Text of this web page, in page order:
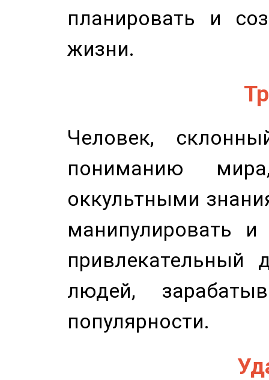
планировать и
жизни.
Человек,
пониманию
оккультными
манипулировать
привлекательный
людей,
популярности.